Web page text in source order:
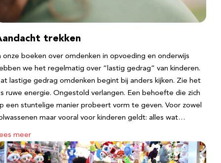
trekken
onze boeken over omdenken in opvoeding en onderwijs
we het regelmatig over “lastig gedrag” van kinderen.
lastige gedrag omdenken begint bij anders kijken. Zie het
ruwe energie. Ongestold verlangen. Een behoefte die zich
een stuntelige manier probeert vorm te geven. Voor zowel
maar vooral voor kinderen geldt: alles wat…
meer